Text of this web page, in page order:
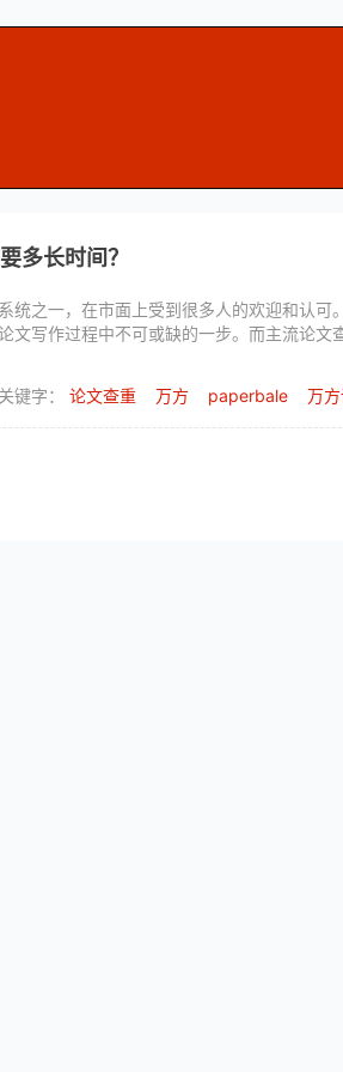
多长时间？
统之一，在市面上受到很多人的欢迎和认
文写作过程中不可或缺的一步。而主流论
关键字： 论文查重 万方 paperbale 万